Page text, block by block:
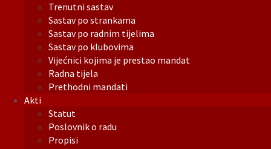
Trenutni sastav
Sastav po strankama
Sastav po radnim tijelima
Sastav po klubovima
Vijećnici kojima je prestao mandat
Radna tijela
Prethodni mandati
Akti
Statut
Poslovnik o radu
Propisi